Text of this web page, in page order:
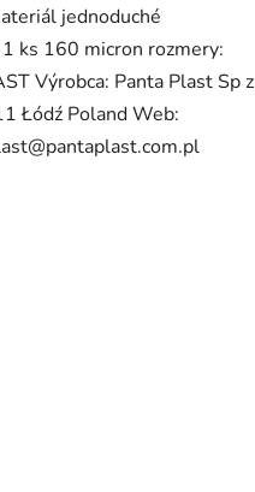
jednoduché
ks 160 micron rozmery:
Výrobca: Panta Plast Sp z
Łódź Poland Web: